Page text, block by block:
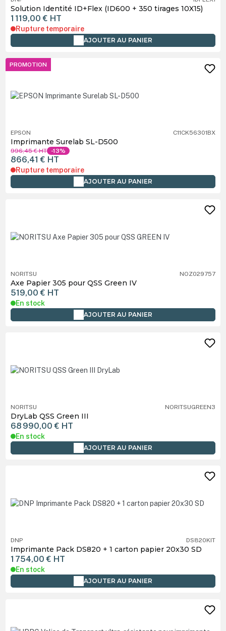
Solution Identité ID+Flex (ID600 + 350 tirages 10X15)
1 119,00 € HT
Rupture temporaire
AJOUTER AU PANIER
PROMOTION
EPSON C11CK56301BX
Imprimante Surelab SL-D500
996,45 €HT -13%
866,41 € HT
Rupture temporaire
AJOUTER AU PANIER
NORITSU NOZ029757
Axe Papier 305 pour QSS Green IV
519,00 € HT
En stock
AJOUTER AU PANIER
NORITSU NORITSUGREEN3
DryLab QSS Green III
68 990,00 € HT
En stock
AJOUTER AU PANIER
DNP DS820KIT
Imprimante Pack DS820 + 1 carton papier 20x30 SD
1 754,00 € HT
En stock
AJOUTER AU PANIER